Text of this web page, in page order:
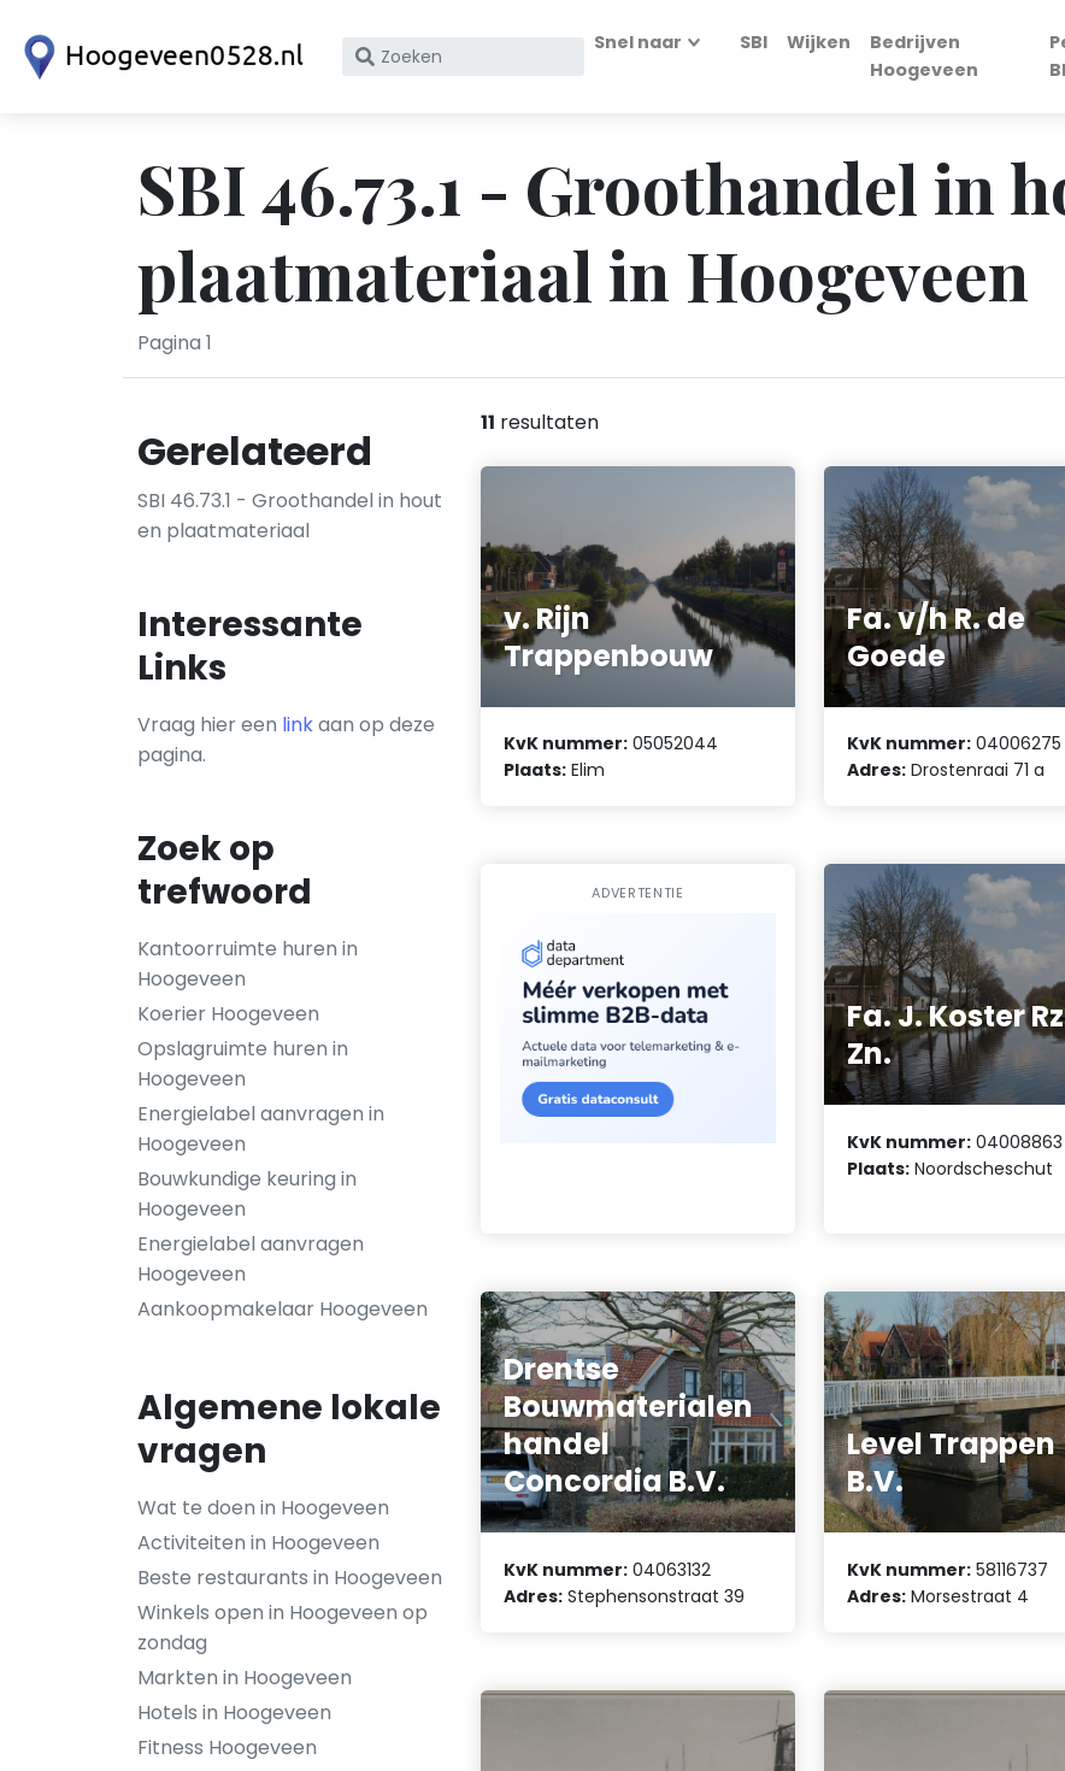
Zoek
KvK
nummer
Snel naar SBI Wijken
Bedrijven
Hoogeveen
SBI 46.73.1 - Groothandel in
plaatmateriaal in Hoogeveen
Pagina 1
Gerelateerd
SBI 46.73.1 - Groothandel in hout
en plaatmateriaal
Interessante
Links
Vraag hier een linkaan op deze
pagina.
Zoek op
trefwoord
Kantoorruimte huren in
Hoogeveen
Koerier Hoogeveen
Opslagruimte huren in
Hoogeveen
Energielabel aanvragen in
Hoogeveen
Bouwkundige keuring in
Hoogeveen
Energielabel aanvragen
Hoogeveen
Aankoopmakelaar Hoogeveen
Algemene lokale
vragen
Wat te doen in Hoogeveen
Activiteiten in Hoogeveen
Beste restaurants in Hoogeveen
Winkels open in Hoogeveen op
zondag
Markten in Hoogeveen
Hotels in Hoogeveen
Fitness Hoogeveen
11 resultaten
v. Rijn
Trappenbouw
KvK nummer: 05052044
Plaats: Elim
Fa. v/h R. de
Goede
KvK nummer: 04006275
Adres: Drostenraai 71 a
ADVERTENTIE
Fa. J. Koster
Zn.
KvK nummer: 04008863
Plaats: Noordscheschut
Drentse
Bouwmaterialen
handel
Concordia B.V.
KvK nummer: 04063132
Adres: Stephensonstraat 39
Level Trappen
B.V.
KvK nummer: 58116737
Adres: Morsestraat 4